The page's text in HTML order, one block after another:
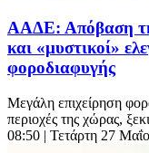
ΑΑΔΕ: Απόβαση
και «μυστικοί»
φοροδιαφυγής
Μεγάλη επιχείρηση
περιοχές της χώρας,
08:50 | Τετάρτη 27